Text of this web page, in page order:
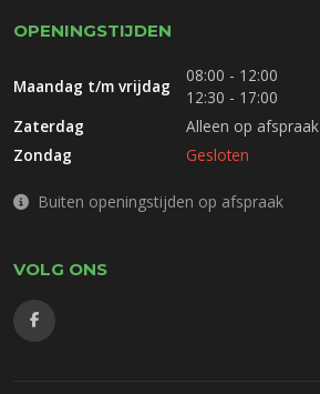
OPENINGSTIJDEN
Maandag t/m vrijdag
08:00 - 12:00
12:30 - 17:00
Zaterdag
Alleen op afspraak
Zondag
Gesloten
Buiten openingstijden op afspraak
VOLG ONS